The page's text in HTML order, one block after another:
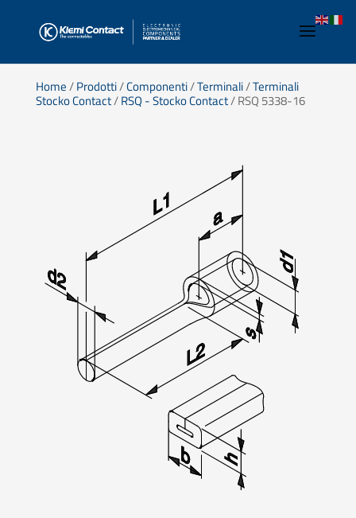
Home/Prodotti/Componenti/Terminali/Terminali
Stocko Contact/RSQ - Stocko Contact/ RSQ 5338-16